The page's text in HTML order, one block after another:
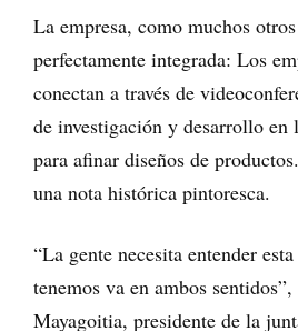
La empresa, como muchos
perfectamente integrada: Los
conectan a través de
de investigación y desarrollo en
para afinar diseños de
una nota histórica pintoresca.
“La gente necesita entender
tenemos va en ambos
Mayagoitia, presidente de la